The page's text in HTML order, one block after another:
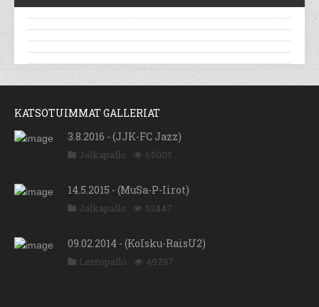
KATSOTUIMMAT GALLERIAT
3.8.2016 - (JJK-FC Jazz)
Jalkapallo 65005
14.5.2015 - (MuSa-P-Iirot)
Jalkapallo 52447
09.02.2014 - (KoIsku-RaisU2)
Lentopallo 49297